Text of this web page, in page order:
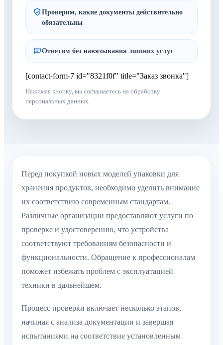
Проверим, какие документы действительно
обязательны
Ответим без навязывания лишних услуг
[contact-form-7 id="8321f0f" title="Заказ звонка"]
Нажимая кнопку, вы соглашаетесь на обработку
персональных данных.
Перед покупкой новых моделей упаковки для
хранения продуктов, необходимо уделить внимание
их соответствию современным стандартам.
Различные организации предоставляют услуги по
проверке и удостоверению, что устройства
соответствуют требованиям безопасности и
функциональности. Обращение к профессионалам
поможет избежать проблем с эксплуатацией
техники в дальнейшем.
Процесс проверки включает несколько этапов,
начиная с анализа документации и завершая
испытаниями на соответствие установленным